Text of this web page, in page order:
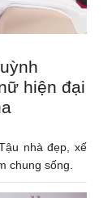
hiện đại
nhà đẹp, xế
chung sống.